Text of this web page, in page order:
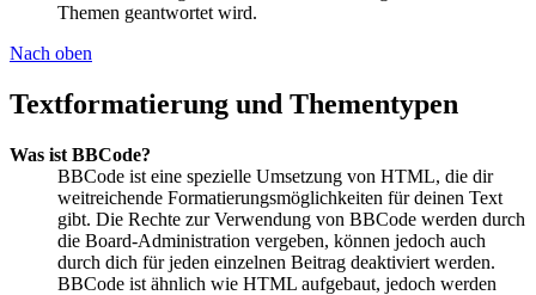
Themen geantwortet wird.
Nach oben
Textformatierung und Thementypen
Was ist BBCode?
BBCode ist eine spezielle Umsetzung von HTML, die dir
weitreichende Formatierungsmöglichkeiten für deinen Text
gibt. Die Rechte zur Verwendung von BBCode werden durch
die Board-Administration vergeben, können jedoch auch
durch dich für jeden einzelnen Beitrag deaktiviert werden.
BBCode ist ähnlich wie HTML aufgebaut, jedoch werden